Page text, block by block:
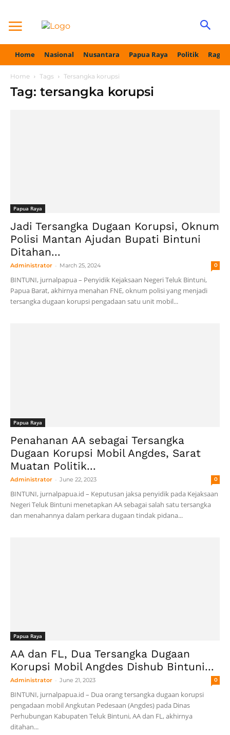
Home Nasional Nusantara Papua Raya Politik
Home Tags Tersangka korupsi
Tag: tersangka korupsi
Papua Raya
Jadi Tersangka Dugaan Korupsi, Oknum
Polisi Mantan Ajudan Bupati Bintuni
Ditahan...
Administrator - March 25, 2024 0
BINTUNI, jurnalpapua – Penyidik Kejaksaan Negeri Teluk Bintuni,
Papua Barat, akhirnya menahan FNE, oknum polisi yang menjadi
tersangka dugaan korupsi pengadaan satu unit mobil...
Papua Raya
Penahanan AA sebagai Tersangka
Dugaan Korupsi Mobil Angdes, Sarat
Muatan Politik...
Administrator - June 22, 2023 0
BINTUNI, jurnalpapua.id – Keputusan jaksa penyidik pada Kejaksaan
Negeri Teluk Bintuni menetapkan AA sebagai salah satu tersangka
dan menahannya dalam perkara dugaan tindak pidana...
Papua Raya
AA dan FL, Dua Tersangka Dugaan
Korupsi Mobil Angdes Dishub Bintuni...
Administrator - June 21, 2023 0
BINTUNI, jurnalpapua.id – Dua orang tersangka dugaan korupsi
pengadaan mobil Angkutan Pedesaan (Angdes) pada Dinas
Perhubungan Kabupaten Teluk Bintuni, AA dan FL, akhirnya
ditahan...